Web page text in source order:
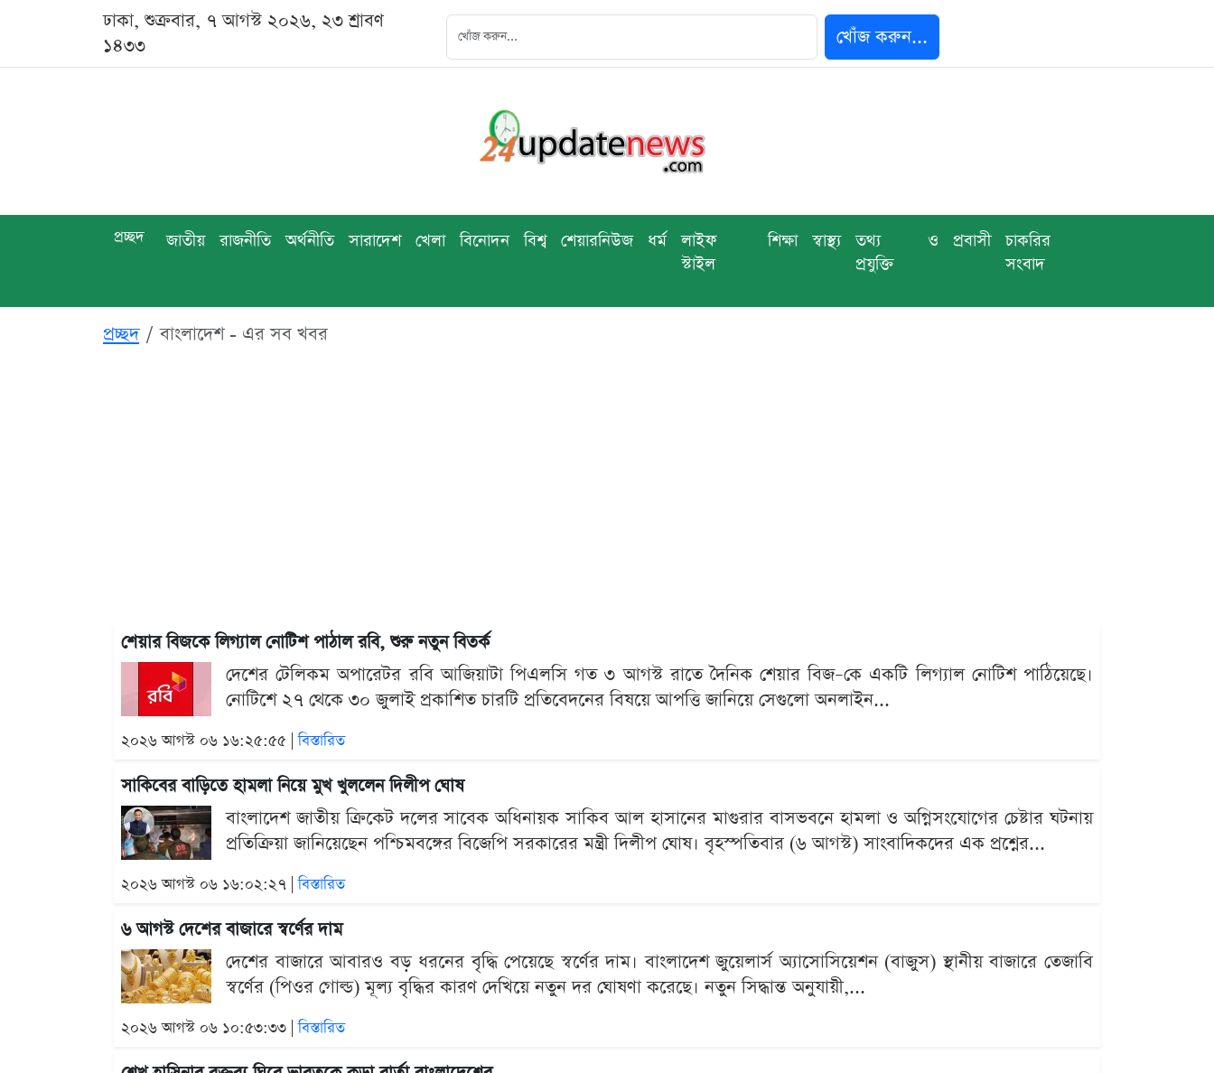
ঢাকা, শুক্রবার, ৭ আগস্ট ২০২৬, ২৩ শ্রাবণ
১৪৩৩
খোঁজ করুন...
প্রচ্ছদ জাতীয় রাজনীতি অর্থনীতি সারাদেশ খেলা বিনোদন বিশ্ব শেয়ারনিউজ ধর্ম
লাইফ
স্টাইল
শিক্ষা স্বাস্থ্য
তথ্য ও
প্রযুক্তি
প্রবাসী
চাকরির
সংবাদ
প্রচ্ছদ বাংলাদেশ - এর সব খবর
শেয়ার বিজকে লিগ্যাল নোটিশ পাঠাল রবি, শুরু নতুন বিতর্ক
দেশের টেলিকম অপারেটর রবি আজিয়াটা পিএলসি গত ৩ আগস্ট রাতে দৈনিক শেয়ার বিজ–কে একটি লিগ্যাল নোটিশ পাঠিয়েছে।
নোটিশে ২৭ থেকে ৩০ জুলাই প্রকাশিত চারটি প্রতিবেদনের বিষয়ে আপত্তি জানিয়ে সেগুলো অনলাইন...
২০২৬ আগস্ট ০৬ ১৬:২৫:৫৫ |বিস্তারিত
সাকিবের বাড়িতে হামলা নিয়ে মুখ খুললেন দিলীপ ঘোষ
বাংলাদেশ জাতীয় ক্রিকেট দলের সাবেক অধিনায়ক সাকিব আল হাসানের মাগুরার বাসভবনে হামলা ও অগ্নিসংযোগের চেষ্টার ঘটনায়
প্রতিক্রিয়া জানিয়েছেন পশ্চিমবঙ্গের বিজেপি সরকারের মন্ত্রী দিলীপ ঘোষ। বৃহস্পতিবার (৬ আগস্ট) সাংবাদিকদের এক প্রশ্নের...
২০২৬ আগস্ট ০৬ ১৬:০২:২৭ |বিস্তারিত
৬ আগস্ট দেশের বাজারে স্বর্ণের দাম
দেশের বাজারে আবারও বড় ধরনের বৃদ্ধি পেয়েছে স্বর্ণের দাম। বাংলাদেশ জুয়েলার্স অ্যাসোসিয়েশন (বাজুস) স্থানীয় বাজারে তেজাবি
স্বর্ণের (পিওর গোল্ড) মূল্য বৃদ্ধির কারণ দেখিয়ে নতুন দর ঘোষণা করেছে। নতুন সিদ্ধান্ত অনুযায়ী,...
২০২৬ আগস্ট ০৬ ১০:৫৩:৩৩ |বিস্তারিত